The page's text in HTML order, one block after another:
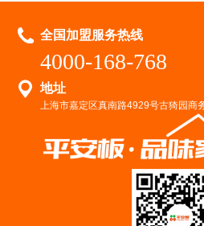
全国加盟服务热线
4000-168-768
地址
上海市嘉定区真南路4929号古猗园商